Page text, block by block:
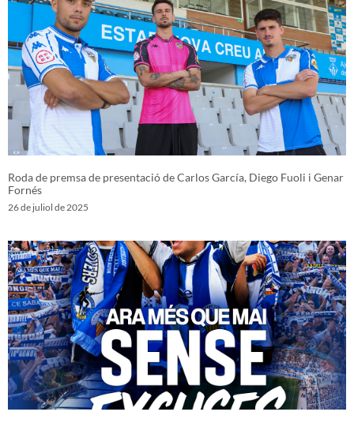
Roda de premsa de presentació de Carlos García, Diego Fuoli i Genar
Fornés
26 de juliol de 2025